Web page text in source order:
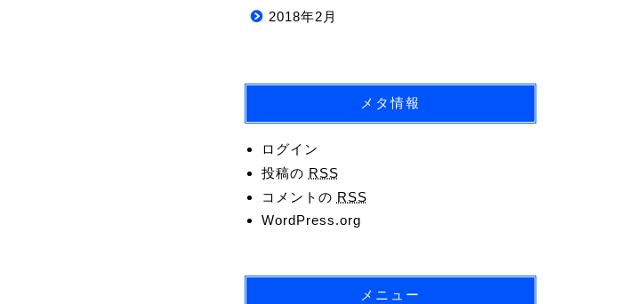
2018年2月
メタ情報
ログイン
投稿の RSS
コメントの RSS
WordPress.org
メニュー